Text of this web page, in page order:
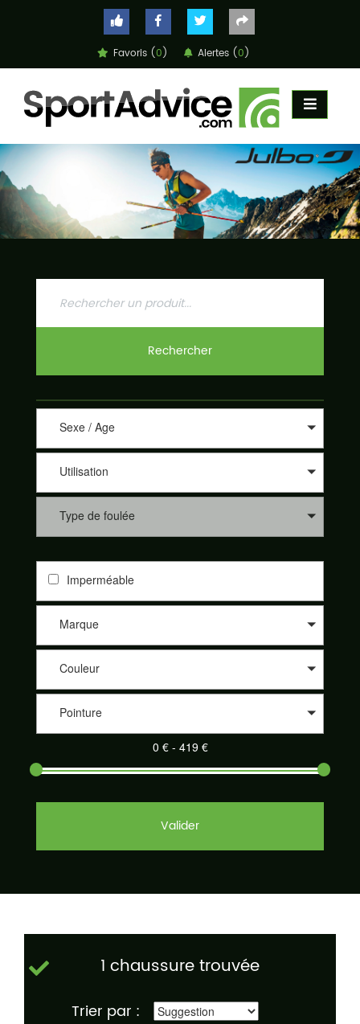
Favoris (0) Alertes (0)
COMPARATEUR
CONSEILS
CONTACT
Rechercher
Sexe / Age
Utilisation
Type de foulée
Imperméable
Marque
Couleur
Pointure
Valider
1 chaussure trouvée
Trier par :